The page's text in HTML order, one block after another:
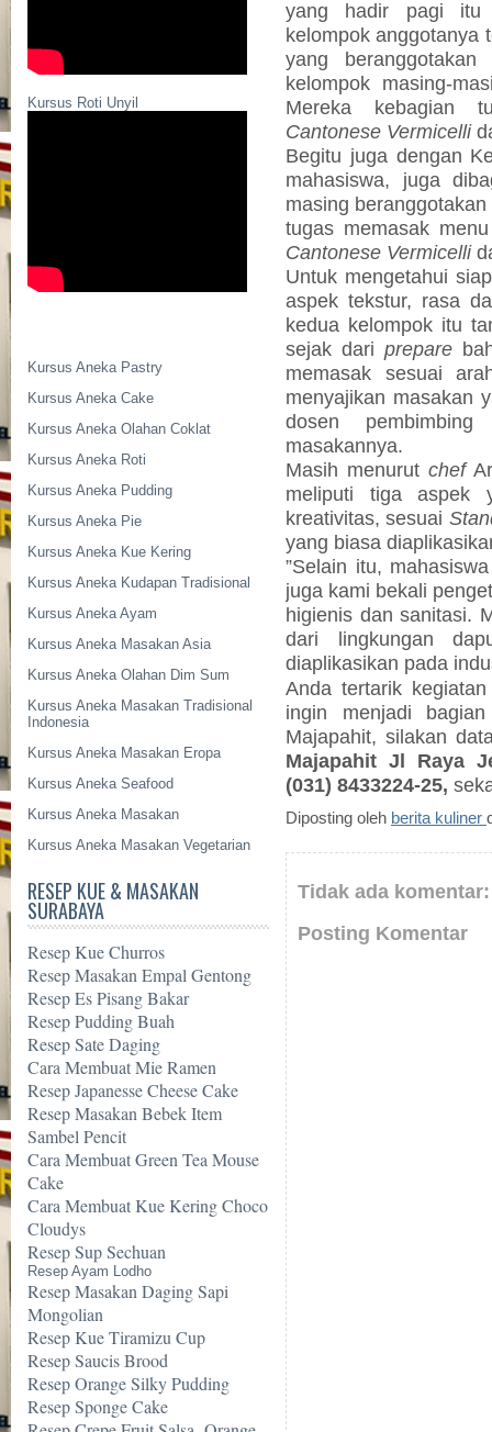
Kursus Roti Unyil
Kursus Aneka Pastry
Kursus Aneka Cake
Kursus Aneka Olahan Coklat
Kursus Aneka Roti
Kursus Aneka Pudding
Kursus Aneka Pie
Kursus Aneka Kue Kering
Kursus Aneka Kudapan Tradisional
Kursus Aneka Ayam
Kursus Aneka Masakan Asia
Kursus Aneka Olahan Dim Sum
Kursus Aneka Masakan Tradisional
Indonesia
Kursus Aneka Masakan Eropa
Kursus Aneka Seafood
Kursus Aneka Masakan
Kursus Aneka Masakan Vegetarian
RESEP KUE & MASAKAN
SURABAYA
Resep Kue Churros
Resep Masakan Empal Gentong
Resep Es Pisang Bakar
Resep Pudding Buah
Resep Sate Daging
Cara Membuat Mie Ramen
Resep Japanesse Cheese Cake
Resep Masakan Bebek Item
Sambel Pencit
Cara Membuat Green Tea Mouse
Cake
Cara Membuat Kue Kering Choco
Cloudys
Resep Sup Sechuan
Resep Ayam Lodho
Resep Masakan Daging Sapi
Mongolian
Resep Kue Tiramizu Cup
Resep Saucis Brood
Resep Orange Silky Pudding
Resep Sponge Cake
yang hadir pagi itu
kelompok anggotanya
yang
kelompok masing-
Mereka kebagian
Cantonese Vermicelli
Begitu juga dengan
mahasiswa, juga
masing
tugas memasak
Cantonese Vermicelli
Untuk mengetahui
aspek tekstur, rasa
kedua kelompok itu
sejak dari prepare
memasak sesuai
menyajikan masakan
dosen
masakannya.
Masih menurut chef
meliputi tiga aspek
kreativitas, sesuai
yang biasa
”Selain itu,
juga kami bekali
higienis dan sanitasi.
dari lingkungan
diaplikasikan pada
Anda tertarik
ingin menjadi
Majapahit, silakan
Majapahit Jl Raya
(031) 8433224-25,
Diposting oleh berita kuliner
Tidak ada komentar:
Posting Komentar